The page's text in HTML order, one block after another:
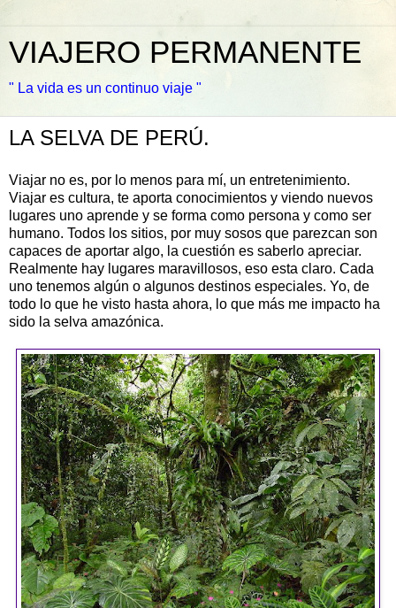
VIAJERO PERMANENTE
" La vida es un continuo viaje "
LA SELVA DE PERÚ.
Viajar no es, por lo menos para mí, un entretenimiento.
Viajar es cultura, te aporta conocimientos y viendo nuevos
lugares uno aprende y se forma como persona y como ser
humano. Todos los sitios, por muy sosos que parezcan son
capaces de aportar algo, la cuestión es saberlo apreciar.
Realmente hay lugares maravillosos, eso esta claro. Cada
uno tenemos algún o algunos destinos especiales. Yo, de
todo lo que he visto hasta ahora, lo que más me impacto ha
sido la selva amazónica.